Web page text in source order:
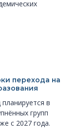
перехода на
в
групп
с 2027 года.